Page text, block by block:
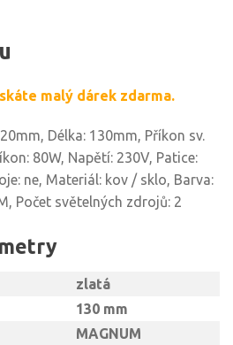
malý dárek zdarma.
Délka: 130mm, Příkon sv.
80W, Napětí: 230V, Patice:
ne, Materiál: kov / sklo, Barva:
Počet světelných zdrojů: 2
zlatá
130 mm
MAGNUM